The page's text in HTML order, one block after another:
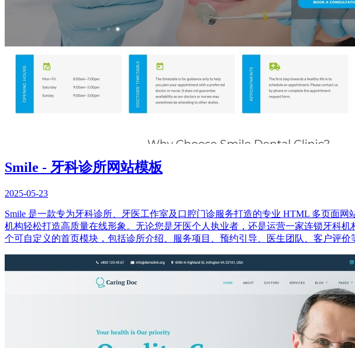
Smile - 牙科诊所网站模板
2025-05-23
Smile 是一款专为牙科诊所、牙医工作室及口腔门诊服务打造的专业 HTML 多页面
机构轻松打造高质量在线形象。无论您是牙医个人执业者，还是运营一家连锁牙科
个可自定义的首页模块，包括诊所介绍、服务项目、预约引导、医生团队、客户评